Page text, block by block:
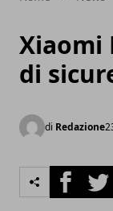
Xiaomi
di
di Redazione
Facebook